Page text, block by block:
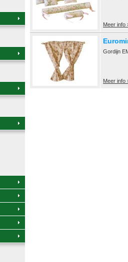
Meer info
Gordijn
Meer info